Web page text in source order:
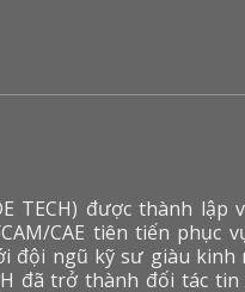
TECH) được thành lập
CAE tiên tiến phục
đội ngũ kỹ sư giàu kinh
đã trở thành đối tác tin